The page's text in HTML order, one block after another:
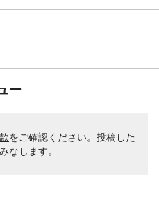
ー
をご確認ください。投稿した
なします。